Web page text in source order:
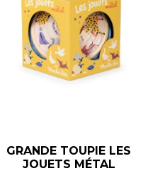
GRANDE TOUPIE LES
JOUETS MÉTAL